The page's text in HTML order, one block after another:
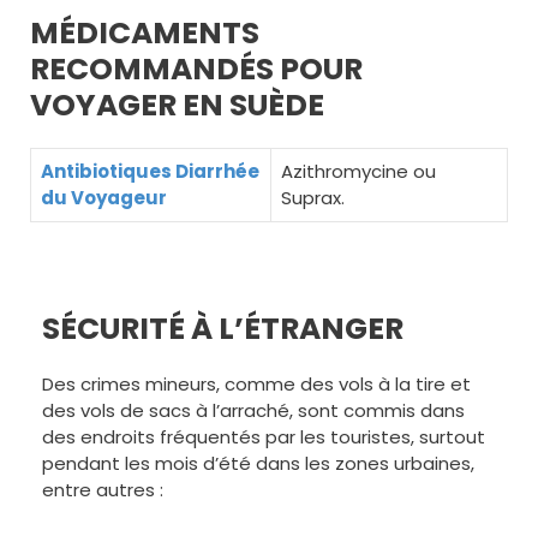
MÉDICAMENTS
RECOMMANDÉS POUR
VOYAGER EN SUÈDE
Antibiotiques Diarrhée
du Voyageur
Azithromycine ou
Suprax.
SÉCURITÉ À L’ÉTRANGER
Des crimes mineurs, comme des vols à la tire et
des vols de sacs à l’arraché, sont commis dans
des endroits fréquentés par les touristes, surtout
pendant les mois d’été dans les zones urbaines,
entre autres :